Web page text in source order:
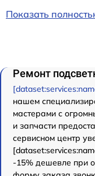
Показать
Ремонт
нашем
мастерами с
и запчасти
сервисном центр
-15% дешевле при